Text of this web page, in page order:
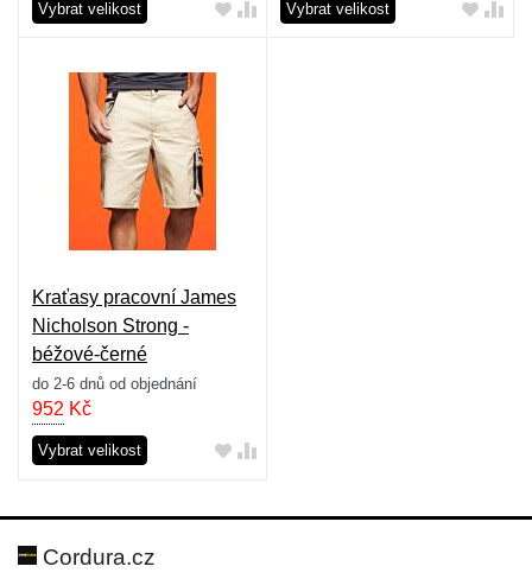
Vybrat velikost Vybrat velikost
Kraťasy pracovní James
Nicholson Strong -
béžové-černé
do 2-6 dnů od objednání
952 Kč
Vybrat velikost
Cordura.cz